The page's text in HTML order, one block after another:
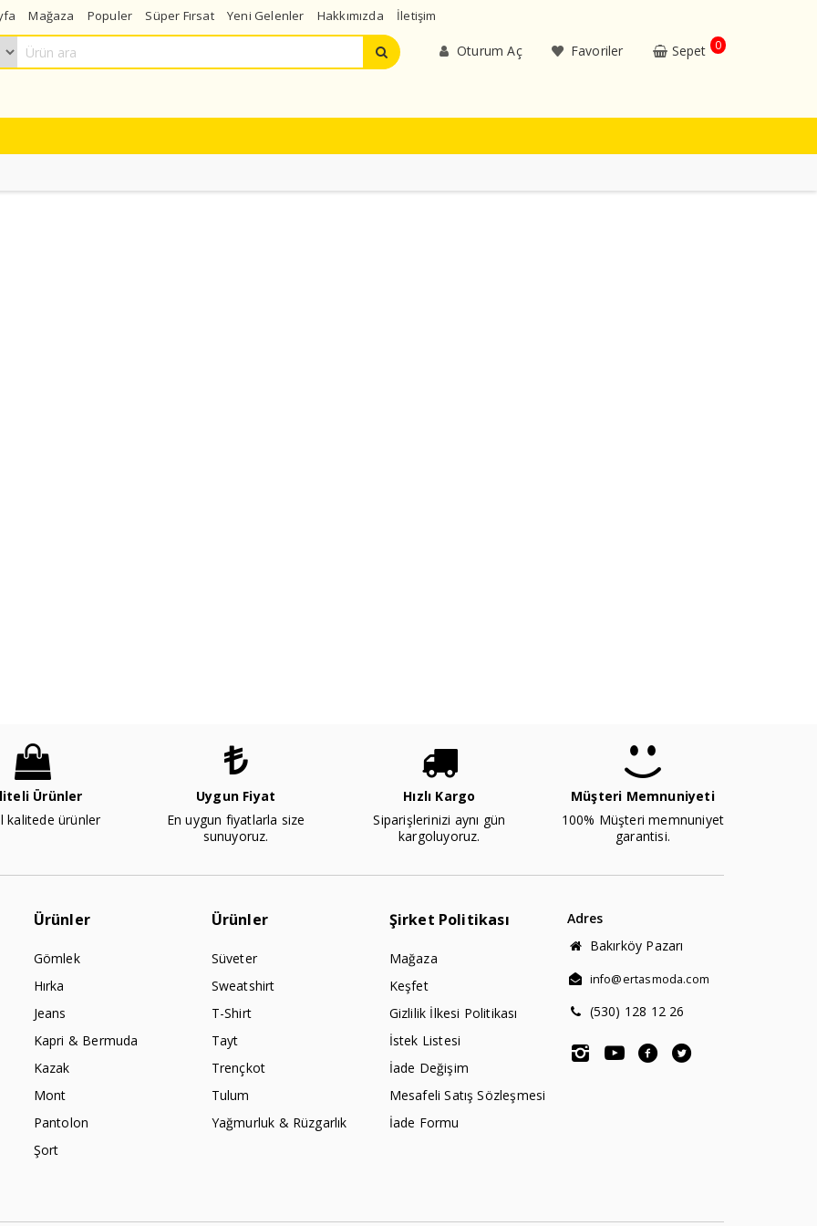
Mağaza Populer Süper Fırsat Yeni Gelenler Hakkımızda İletişim
Oturum Aç Favoriler Sepet 0
Ürünler
kalitede ürünler
Uygun Fiyat
En uygun fiyatlarla size
sunuyoruz.
Hızlı Kargo
Siparişlerinizi aynı gün
kargoluyoruz.
Müşteri Memnuniyeti
100% Müşteri memnuniyet
garantisi.
Ürünler
Gömlek
Hırka
Jeans
Kapri & Bermuda
Kazak
Mont
Pantolon
Şort
Ürünler
Süveter
Sweatshirt
T-Shirt
Tayt
Trençkot
Tulum
Yağmurluk & Rüzgarlık
Şirket Politikası
Mağaza
Keşfet
Gizlilik İlkesi Politikası
İstek Listesi
İade Değişim
Mesafeli Satış Sözleşmesi
İade Formu
Adres
Bakırköy Pazarı
info@ertasmoda.com
(530) 128 12 26